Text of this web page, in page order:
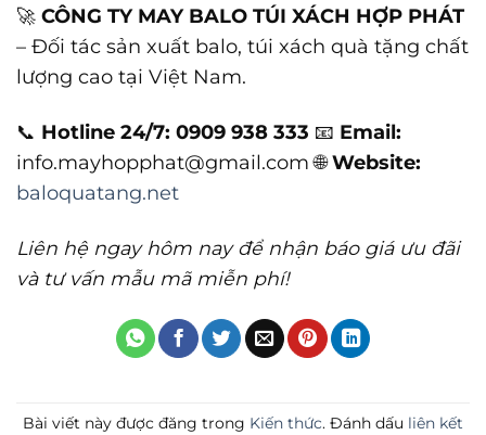
🚀 CÔNG TY MAY BALO TÚI XÁCH HỢP PHÁT
– Đối tác sản xuất balo, túi xách quà tặng chất
lượng cao tại Việt Nam.
📞 Hotline 24/7: 0909 938 333 📧 Email:
info.mayhopphat@gmail.com 🌐Website:
baloquatang.net
Liên hệ ngay hôm nay để nhận báo giá ưu đãi
và tư vấn mẫu mã miễn phí!
Bài viết này được đăng trong Kiến thức. Đánh dấu liên kết